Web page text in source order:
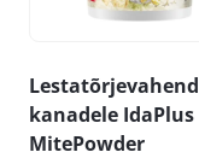
Lestatõrjevahend
kanadele IdaPlus
MitePowder